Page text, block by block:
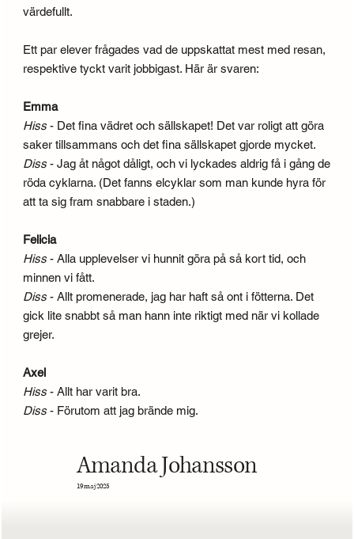
värdefullt.
Ett par elever frågades vad de uppskattat mest med resan,
respektive tyckt varit jobbigast. Här är svaren:
Emma
Hiss- Det fina vädret och sällskapet! Det var roligt att göra
saker tillsammans och det fina sällskapet gjorde mycket.
Diss- Jag åt något dåligt, och vi lyckades aldrig få i gång de
röda cyklarna. (Det fanns elcyklar som man kunde hyra för
att ta sig fram snabbare i staden.)
Felicia
Hiss- Alla upplevelser vi hunnit göra på så kort tid, och
minnen vi fått.
Diss- Allt promenerade, jag har haft så ont i fötterna. Det
gick lite snabbt så man hann inte riktigt med när vi kollade
grejer.
Axel
Hiss- Allt har varit bra.
Diss- Förutom att jag brände mig.
Amanda Johansson
19 maj 2025